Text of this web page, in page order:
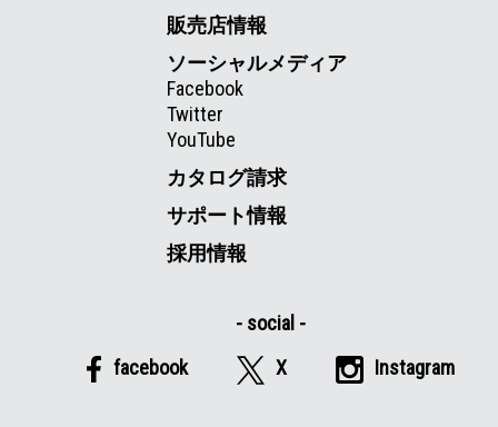
販売店情報
ソーシャルメディア
Facebook
Twitter
YouTube
カタログ請求
サポート情報
採用情報
facebook X Instagram